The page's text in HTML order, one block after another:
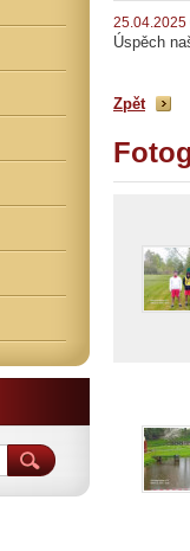
25.04.2025
Úspěch
Zpět